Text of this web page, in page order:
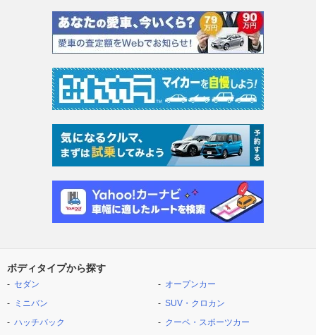
ボディタイプから探す
セダン
ミニバン
ハッチバック
オープンカー
SUV・クロカン
クーペ・スポーツカー